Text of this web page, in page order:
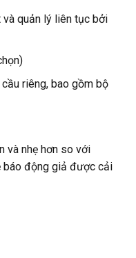
quản lý liên tục bởi
riêng, bao gồm bộ
và nhẹ hơn so với
báo động giả được cải